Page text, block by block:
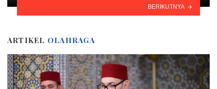
BERIKUTNYA
ARTIKEL OLAHRAGA